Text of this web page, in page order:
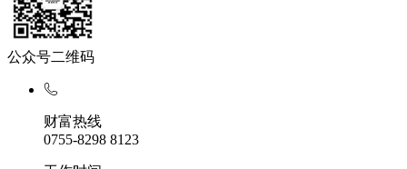
公众号二维码
财富热线
0755-8298 8123